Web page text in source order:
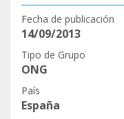
Fecha de publicación
14/09/2013
Tipo de Grupo
ONG
País
España